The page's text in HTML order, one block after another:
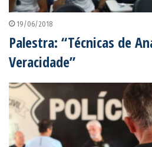
19/06/2018
Palestra: “Técnicas de
Veracidade”